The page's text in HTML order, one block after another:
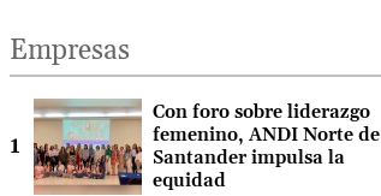
Empresas
Con foro sobre liderazgo
femenino, ANDI Norte de
Santander impulsa la
equidad